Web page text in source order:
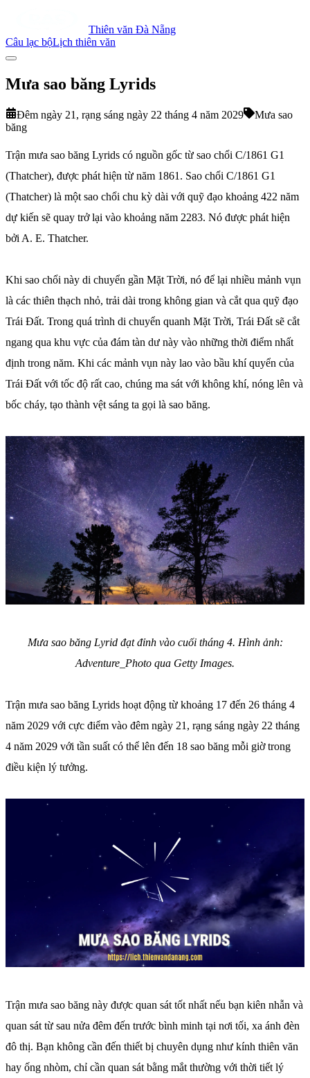
Thiên văn Đà Nẵng
Câu lạc bộLịch thiên văn
Mưa sao băng Lyrids
Đêm ngày 21, rạng sáng ngày 22 tháng 4 năm 2029
Mưa sao
băng
Trận mưa sao băng Lyrids có nguồn gốc từ sao chổi C/1861 G1
(Thatcher), được phát hiện từ năm 1861. Sao chổi C/1861 G1
(Thatcher) là một sao chổi chu kỳ dài với quỹ đạo khoảng 422 năm
dự kiến sẽ quay trở lại vào khoảng năm 2283. Nó được phát hiện
bởi A. E. Thatcher.
Khi sao chổi này di chuyển gần Mặt Trời, nó để lại nhiều mảnh vụn
là các thiên thạch nhỏ, trải dài trong không gian và cắt qua quỹ đạo
Trái Đất. Trong quá trình di chuyển quanh Mặt Trời, Trái Đất sẽ cắt
ngang qua khu vực của đám tàn dư này vào những thời điểm nhất
định trong năm. Khi các mảnh vụn này lao vào bầu khí quyển của
Trái Đất với tốc độ rất cao, chúng ma sát với không khí, nóng lên và
bốc cháy, tạo thành vệt sáng ta gọi là sao băng.
Mưa sao băng Lyrid đạt đỉnh vào cuối tháng 4. Hình ảnh:
Adventure_Photo qua Getty Images.
Trận mưa sao băng Lyrids hoạt động từ khoảng 17 đến 26 tháng 4
năm 2029 với cực điểm vào đêm ngày 21, rạng sáng ngày 22 tháng
4 năm 2029 với tần suất có thể lên đến 18 sao băng mỗi giờ trong
điều kiện lý tưởng.
Trận mưa sao băng này được quan sát tốt nhất nếu bạn kiên nhẫn và
quan sát từ sau nửa đêm đến trước bình minh tại nơi tối, xa ánh đèn
đô thị. Bạn không cần đến thiết bị chuyên dụng như kính thiên văn
hay ống nhòm, chỉ cần quan sát bằng mắt thường với thời tiết lý